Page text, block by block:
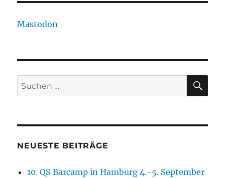
Mastodon
Suchen
nach:
NEUESTE BEITRÄGE
10. QS Barcamp in Hamburg 4.-5. September